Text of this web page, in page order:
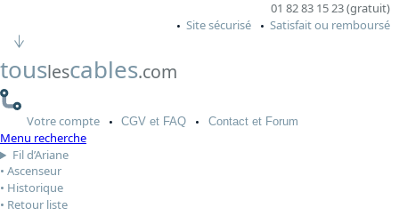
01 82 83 15 23 (gratuit)
Site sécurisé
Satisfait ou remboursé
touslescables.com
Votrecompte CGV et FAQ Contactet Forum
Menu recherche
Fil d’Ariane
Ascenseur
Historique
Retour liste